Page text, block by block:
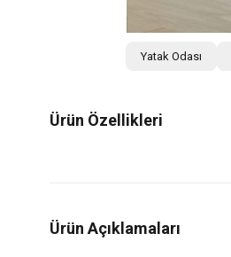
Yatak Odası
Ürün Özellikleri
Ürün Açıklamaları